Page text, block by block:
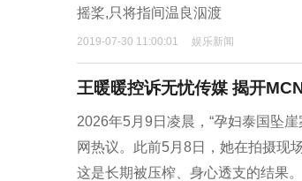
摇桨,只将指间温良泅渡
2019-07-30 11:00:01 娱乐新闻
王暖暖控诉无忧传媒 揭开
2026年5月9日凌晨，“孕妇泰国坠
网热议。此前5月8日，她在拍摄现
这是长期被压榨、身心透支的结果